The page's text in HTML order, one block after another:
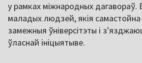
у рамках міжнародных дагавораў.
маладых людзей, якія
замежныя ўніверсітэты і
ўласнай ініцыятыве.